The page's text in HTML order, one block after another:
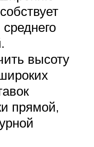
высоту
прямой,